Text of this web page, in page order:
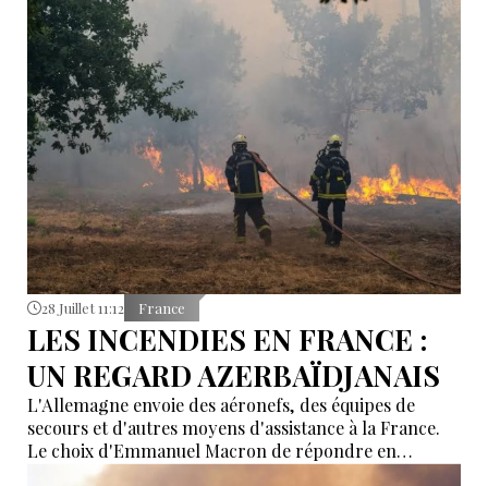
28 Juillet 11:12 France
LES INCENDIES EN FRANCE :
UN REGARD AZERBAÏDJANAIS
L'Allemagne envoie des aéronefs, des équipes de
secours et d'autres moyens d'assistance à la France.
Le choix d'Emmanuel Macron de répondre en
allemand a eu une portée symbolique.